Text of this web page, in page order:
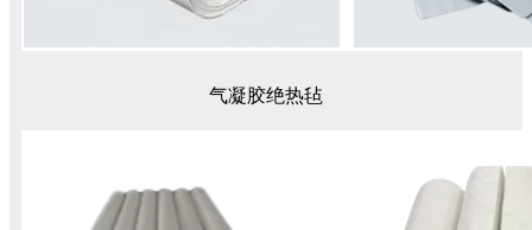
气凝胶绝热毡